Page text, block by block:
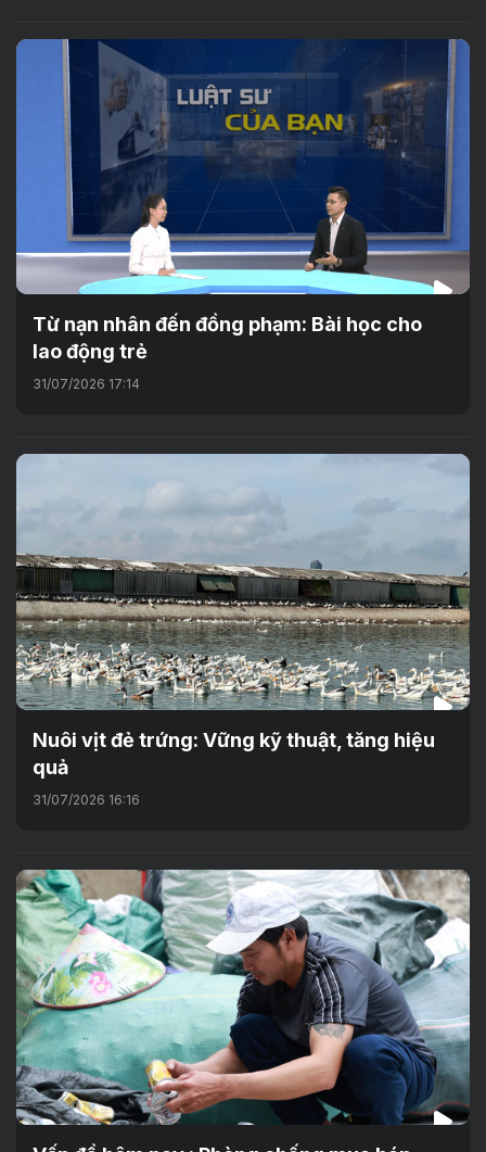
Từ nạn nhân đến đồng phạm: Bài học cho
lao động trẻ
31/07/2026 17:14
Nuôi vịt đẻ trứng: Vững kỹ thuật, tăng hiệu
quả
31/07/2026 16:16